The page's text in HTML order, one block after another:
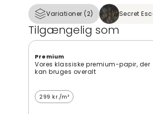
Variationer (2) Secret
Tilgængelig som
Premium
Vores klassiske premium-papir, der
kan bruges overalt
299 kr./m²